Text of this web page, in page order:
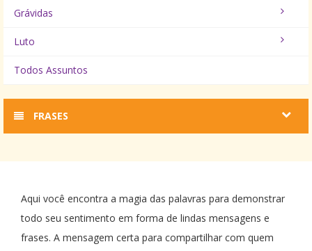
Grávidas
Luto
Todos Assuntos
FRASES
Aqui você encontra a magia das palavras para demonstrar
todo seu sentimento em forma de lindas mensagens e
frases. A mensagem certa para compartilhar com quem